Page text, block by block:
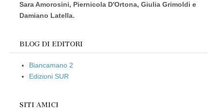
Sara Amorosini, Piernicola D'Ortona, Giulia Grimoldi e
Damiano Latella.
BLOG DI EDITORI
Biancamano 2
Edizioni SUR
SITI AMICI